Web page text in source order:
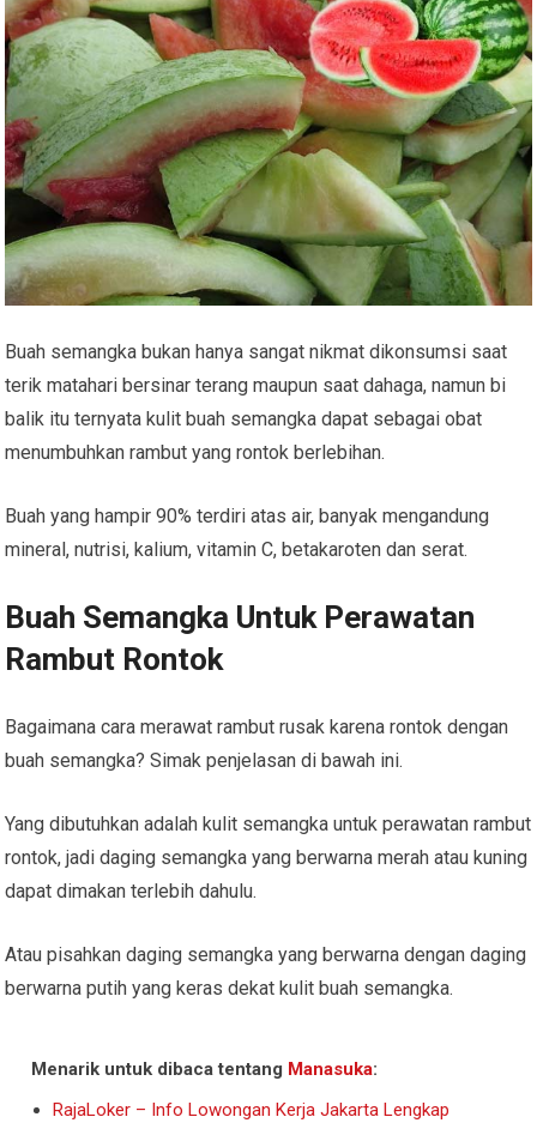
Buah semangka bukan hanya sangat nikmat dikonsumsi saat
terik matahari bersinar terang maupun saat dahaga, namun bi
balik itu ternyata kulit buah semangka dapat sebagai obat
menumbuhkan rambut yang rontok berlebihan.
Buah yang hampir 90% terdiri atas air, banyak mengandung
mineral, nutrisi, kalium, vitamin C, betakaroten dan serat.
Buah Semangka Untuk Perawatan
Rambut Rontok
Bagaimana cara merawat rambut rusak karena rontok dengan
buah semangka? Simak penjelasan di bawah ini.
Yang dibutuhkan adalah kulit semangka untuk perawatan rambut
rontok, jadi daging semangka yang berwarna merah atau kuning
dapat dimakan terlebih dahulu.
Atau pisahkan daging semangka yang berwarna dengan daging
berwarna putih yang keras dekat kulit buah semangka.
Menarik untuk dibaca tentang Manasuka:
RajaLoker – Info Lowongan Kerja Jakarta Lengkap